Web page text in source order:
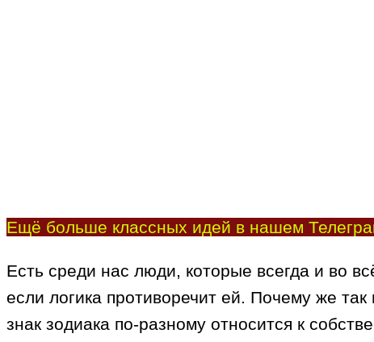
Ещё больше классных идей в нашем
Есть среди нас люди, которые всегда и во
если логика противоречит ей. Почему же
знак зодиака по-разному относится к